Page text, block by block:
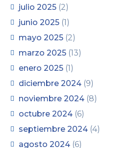
julio 2025 (2)
junio 2025 (1)
mayo 2025 (2)
marzo 2025 (13)
enero 2025 (1)
diciembre 2024 (9)
noviembre 2024 (8)
octubre 2024 (6)
septiembre 2024 (4)
agosto 2024 (6)